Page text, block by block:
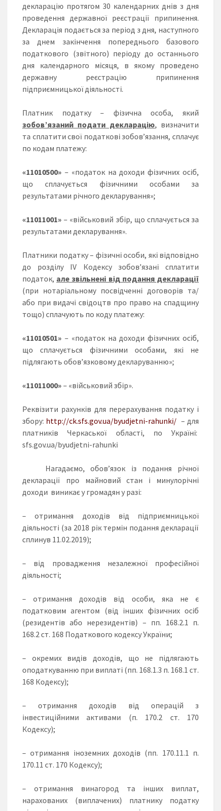
декларацію протягом 30 календарних днів з дня
проведення державної реєстрації припинення.
Декларація подається за період з дня, наступного
за днем закінчення попереднього базового
податкового (звітного) періоду до останнього
дня календарного місяця, в якому проведено
державну реєстрацію припинення
підприємницької діяльності.
Платник податку – фізична особа, який
зобов’язаний подати декларацію, визначити
та сплатити свої податкові зобов’язання, сплачує
по кодам платежу:
«11010500» – «податок на доходи фізичних осіб,
що сплачується фізичними особами за
результатами річного декларування»;
«11011001» – «військовий збір, що сплачується за
результатами декларування».
Платники податку – фізичні особи, які відповідно
до розділу IV Кодексу зобов’язані сплатити
податок, але звільнені від подання декларації
(при нотаріальному посвідченні договорів та/
або при видачі свідоцтв про право на спадщину
тощо) сплачують по коду платежу:
«11010501» – «податок на доходи фізичних осіб,
що сплачується фізичними особами, які не
підлягають обов’язковому декларуванню»;
«11011000» – «військовий збір».
Реквізити рахунків для перерахування податку і
збору: http://ck.sfs.gov.ua/byudjetni-rahunki/ – для
платників Черкаської області, по Україні:
sfs.gov.ua/byudjetni-rahunki
Нагадаємо, обов’язок із подання річної
декларації про майновий стан і минулорічні
доходи виникає у громадян у разі:
– отримання доходів від підприємницької
діяльності (за 2018 рік термін подання декларації
сплинув 11.02.2019);
– від провадження незалежної професійної
діяльності;
– отримання доходів від особи, яка не є
податковим агентом (від інших фізичних осіб
(резидентів або нерезидентів) – пп. 168.2.1 п.
168.2 ст. 168 Податкового кодексу України;
– окремих видів доходів, що не підлягають
оподаткуванню при виплаті (пп. 168.1.3 п. 168.1 ст.
168 Кодексу);
– отримання доходів від операцій з
інвестиційними активами (п. 170.2 ст. 170
Кодексу);
– отримання іноземних доходів (пп. 170.11.1 п.
170.11 ст. 170 Кодексу);
– отримання винагород та інших виплат,
нарахованих (виплачених) платнику податку